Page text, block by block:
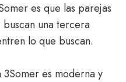
es que las parejas
una tercera
lo que buscan.
es moderna y